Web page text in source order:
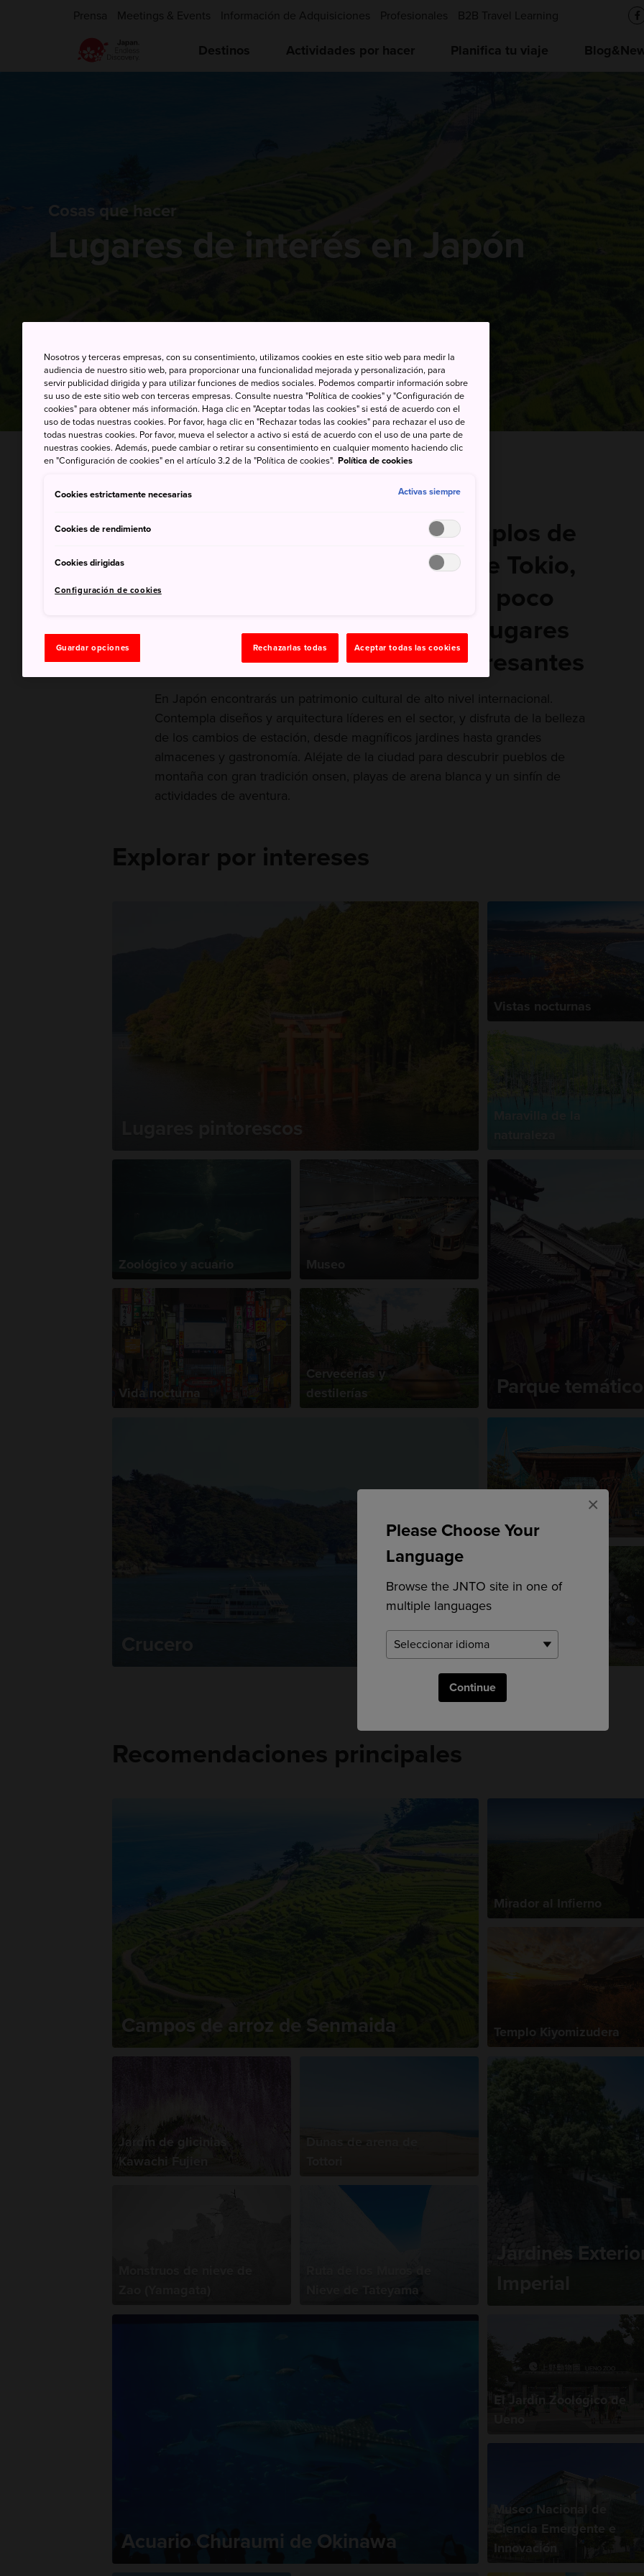
Please Choose Your
Language
Browse the JNTO site in one of
multiple languages
Continue
×
Prensa Meetings & Events Información de Adquisiciones Profesionales B2B Travel Learning
Destinos Actividades por hacer Planifica tu viaje
Cosas que hacer
Lugares de interés en Japón
INICIO Cosas que hacer Lugares de interés en Japón
Empieza por los clásicos templos de
Kioto o los centros de ocio de Tokio,
pero no dejes de explorar un poco
más a fondo para descubrir lugares
y experiencias nuevas e interesantes
En Japón encontrarás un patrimonio cultural de alto nivel internacional.
Contempla diseños y arquitectura líderes en el sector, y disfruta de la belleza
de los cambios de estación, desde magníficos jardines hasta grandes
almacenes y gastronomía. Aléjate de la ciudad para descubrir pueblos de
montaña con gran tradición onsen, playas de arena blanca y un sinfín de
actividades de aventura.
Explorar por intereses
Lugares pintorescos
Vistas nocturnas
Parque temático
Zoológico y acuario
Vida nocturna
Cervecerías y
destilerías
emblemática
Vía férrea
Recomendaciones principales
Campos de arroz de Senmaida
Mirador al Infierno
Templo Kiyomizudera
Jardines
Jardín de glicinias
Kawachi Fujien
Acuario Churaumi de Okinawa
El Jardín Zoológico de
Museo Nacional de
Ciencia Emergente e
Innovación
Nosotros y terceras empresas, con su consentimiento, utilizamos cookies en este sitio web para medir la
audiencia de nuestro sitio web, para proporcionar una funcionalidad mejorada y personalización, para
servir publicidad dirigida y para utilizar funciones de medios sociales. Podemos compartir información sobre
su uso de este sitio web con terceras empresas. Consulte nuestra "Política de cookies" y "Configuración de
cookies" para obtener más información. Haga clic en "Aceptar todas las cookies" si está de acuerdo con el
uso de todas nuestras cookies. Por favor, haga clic en "Rechazar todas las cookies" para rechazar el uso de
todas nuestras cookies. Por favor, mueva el selector a activo si está de acuerdo con el uso de una parte de
nuestras cookies. Además, puede cambiar o retirar su consentimiento en cualquier momento haciendo clic
en "Configuración de cookies" en el artículo 3.2 de la "Política de cookies". Política de cookies
Cookies estrictamente necesarias Activas siempre
Cookies de rendimiento
Cookies dirigidas
Configuración de cookies
Guardar opciones Rechazarlas todas Aceptar todas las cookies